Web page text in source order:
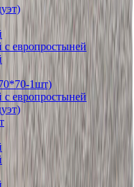
с европростыней
1шт)
с европростыней